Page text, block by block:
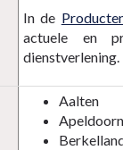
In de
actuele en
dienstverlening.
Aalten
Apeldoorn